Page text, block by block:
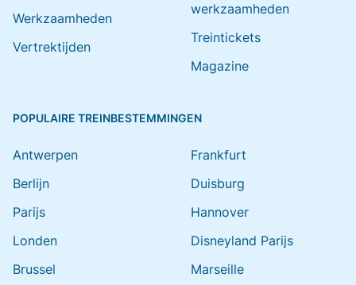
Werkzaamheden
Vertrektijden
werkzaamheden
Treintickets
Magazine
POPULAIRE TREINBESTEMMINGEN
Antwerpen
Berlijn
Parijs
Londen
Brussel
Frankfurt
Duisburg
Hannover
Disneyland Parijs
Marseille